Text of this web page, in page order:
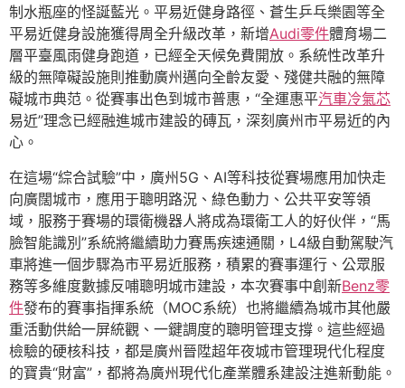
制水瓶座的怪誕藍光。平易近健身路徑、蒼生乒乓樂園等全
平易近健身設施獲得周全升級改革，新增Audi零件體育場二
層平臺風雨健身跑道，已經全天候免費開放。系統性改革升
級的無障礙設施則推動廣州邁向全齡友愛、殘健共融的無障
礙城市典范。從賽事出色到城市普惠，“全運惠平汽車冷氣芯
易近”理念已經融進城市建設的磚瓦，深刻廣州市平易近的內
心。
在這場“綜合試驗”中，廣州5G、AI等科技從賽場應用加快走
向廣闊城市，應用于聰明路況、綠色動力、公共平安等領
域，服務于賽場的環衛機器人將成為環衛工人的好伙伴，“馬
臉智能識別”系統將繼續助力賽馬疾速通關，L4級自動駕駛汽
車將進一個步驟為市平易近服務，積累的賽事運行、公眾服
務等多維度數據反哺聰明城市建設，本次賽事中創新Benz零
件發布的賽事指揮系統（MOC系統）也將繼續為城市其他嚴
重活動供給一屏統觀、一鍵調度的聰明管理支撐。這些經過
檢驗的硬核科技，都是廣州晉陞超年夜城市管理現代化程度
的寶貴“財富”，都將為廣州現代化產業體系建設注進新動能。